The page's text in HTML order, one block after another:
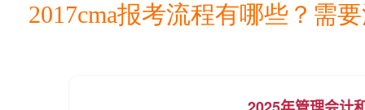
2017cma报考流程有哪些？需